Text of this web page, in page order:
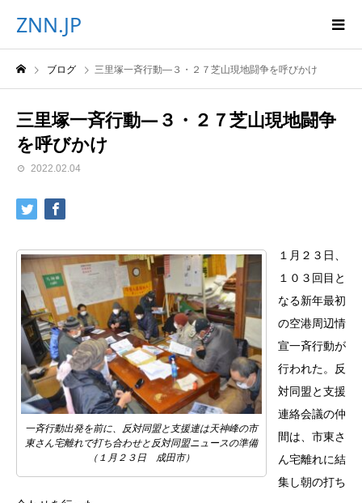
ZNN.JP
ブログ 三里塚一斉行動―３・２７芝山現地闘争を呼びかけ
三里塚一斉行動―３・２７芝山現地闘争
を呼びかけ
2022.02.04
一斉行動出発を前に、反対同盟と支援連は天神峰の市
東さん宅離れで打ち合わせと反対同盟ニュースの準備
（１月２３日 成田市）
１月２３日、
１０３回目と
なる新年最初
の空港周辺情
宣一斉行動が
行われた。反
対同盟と支援
連絡会議の仲
間は、市東さ
ん宅離れに結
集し朝の打ち